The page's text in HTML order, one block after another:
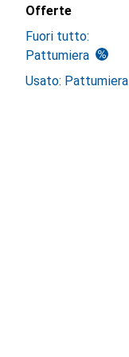
Offerte
Fuori tutto:
Pattumiera
Usato: Pattumiera